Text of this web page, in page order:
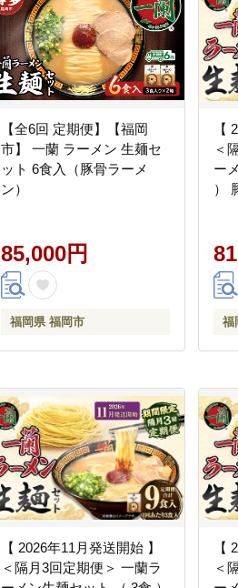
【全6回 定期便】【福岡
市】 一蘭 ラーメン 生麺セ
ット 6食入（豚骨ラーメ
ン）
85,000円
福岡県 福岡市
【
＜
ー
）
ん
骨
麺
福
【 2026年11月発送開始 】
＜隔月3回定期便＞ 一蘭ラ
【
＜